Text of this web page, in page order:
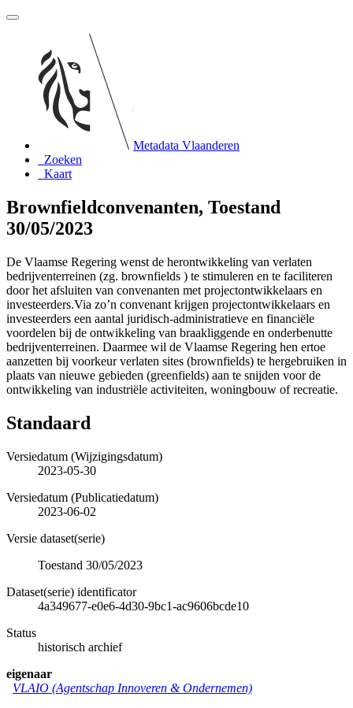
Metadata Vlaanderen
Zoeken
Kaart
Brownfieldconvenanten, Toestand
30/05/2023
De Vlaamse Regering wenst de herontwikkeling van verlaten
bedrijventerreinen (zg. brownfields ) te stimuleren en te faciliteren
door het afsluiten van convenanten met projectontwikkelaars en
investeerders.Via zo’n convenant krijgen projectontwikkelaars en
investeerders een aantal juridisch-administratieve en financiële
voordelen bij de ontwikkeling van braakliggende en onderbenutte
bedrijventerreinen. Daarmee wil de Vlaamse Regering hen ertoe
aanzetten bij voorkeur verlaten sites (brownfields) te hergebruiken in
plaats van nieuwe gebieden (greenfields) aan te snijden voor de
ontwikkeling van industriële activiteiten, woningbouw of recreatie.
Standaard
Versiedatum (Wijzigingsdatum)
2023-05-30
Versiedatum (Publicatiedatum)
2023-06-02
Versie dataset(serie)
Toestand 30/05/2023
Dataset(serie) identificator
4a349677-e0e6-4d30-9bc1-ac9606bcde10
Status
historisch archief
eigenaar
VLAIO (Agentschap Innoveren & Ondernemen)